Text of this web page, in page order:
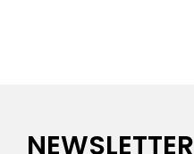
NEWSLETTER